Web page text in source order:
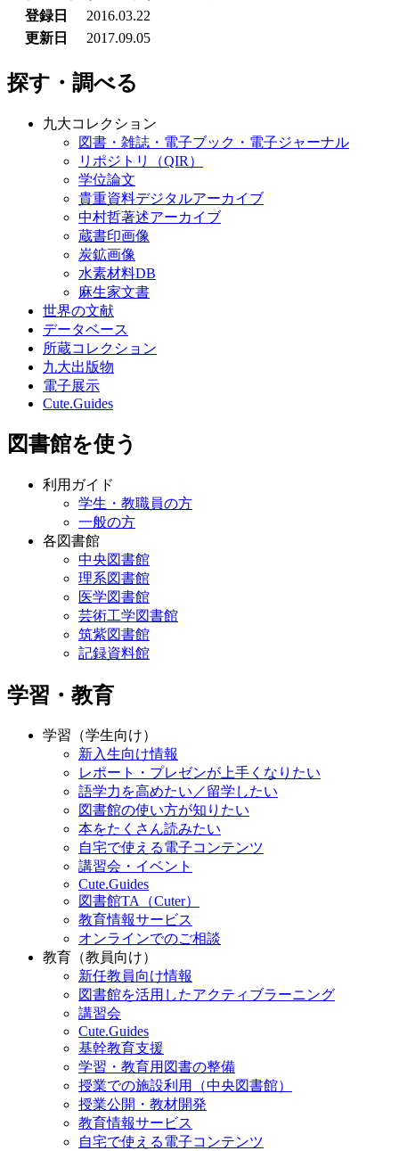
登録日
2016.03.22
更新日
2017.09.05
探す・調べる
九大コレクション
図書・雑誌・電子ブック・電子ジャーナル
リポジトリ（QIR）
学位論文
貴重資料デジタルアーカイブ
中村哲著述アーカイブ
蔵書印画像
炭鉱画像
水素材料DB
麻生家文書
世界の文献
データベース
所蔵コレクション
九大出版物
電子展示
Cute.Guides
図書館を使う
利用ガイド
学生・教職員の方
一般の方
各図書館
中央図書館
理系図書館
医学図書館
芸術工学図書館
筑紫図書館
記録資料館
学習・教育
学習（学生向け）
新入生向け情報
レポート・プレゼンが上手くなりたい
語学力を高めたい／留学したい
図書館の使い方が知りたい
本をたくさん読みたい
自宅で使える電子コンテンツ
講習会・イベント
Cute.Guides
図書館TA（Cuter）
教育情報サービス
オンラインでのご相談
教育（教員向け）
新任教員向け情報
図書館を活用したアクティブラーニング
講習会
Cute.Guides
基幹教育支援
学習・教育用図書の整備
授業での施設利用（中央図書館）
授業公開・教材開発
教育情報サービス
自宅で使える電子コンテンツ